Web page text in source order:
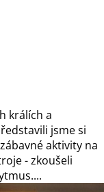
králích a
jsme si
aktivity na
- zkoušeli